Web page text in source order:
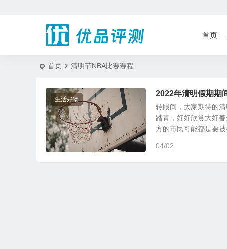
首页
首页 清明节NBA比赛赛程
生活好物
2022年清明假期期
转眼间，大家期待的
踏青，好好欣赏大好
方的市民可能都是要被
04/02